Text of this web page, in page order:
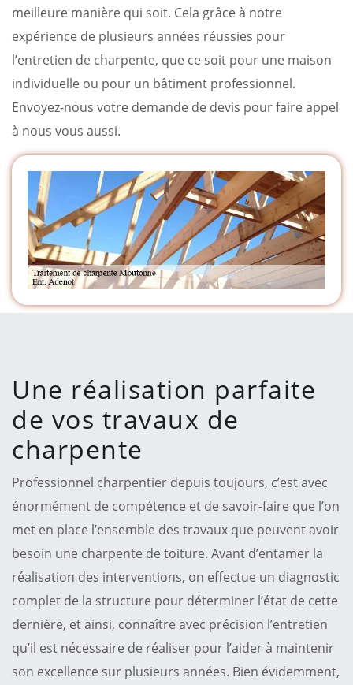
meilleure manière qui soit. Cela grâce à notre
expérience de plusieurs années réussies pour
l’entretien de charpente, que ce soit pour une maison
individuelle ou pour un bâtiment professionnel.
Envoyez-nous votre demande de devis pour faire appel
à nous vous aussi.
Une réalisation parfaite
de vos travaux de
charpente
Professionnel charpentier depuis toujours, c’est avec
énormément de compétence et de savoir-faire que l’on
met en place l’ensemble des travaux que peuvent avoir
besoin une charpente de toiture. Avant d’entamer la
réalisation des interventions, on effectue un diagnostic
complet de la structure pour déterminer l’état de cette
dernière, et ainsi, connaître avec précision l’entretien
qu’il est nécessaire de réaliser pour l’aider à maintenir
son excellence sur plusieurs années. Bien évidemment,